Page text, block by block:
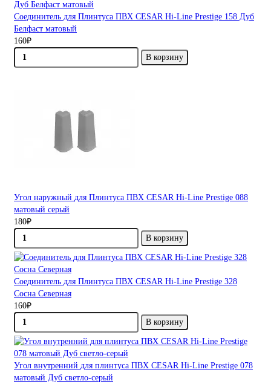
Соединитель для Плинтуса ПВХ CESAR Hi-Line Prestige 158 Дуб
Белфаст матовый
160₽
В корзину
Угол наружный для Плинтуса ПВХ CESAR Hi-Line Prestige 088
матовый серый
180₽
В корзину
Соединитель для Плинтуса ПВХ CESAR Hi-Line Prestige 328
Сосна Северная
160₽
В корзину
Угол внутренний для плинтуса ПВХ CESAR Hi-Line Prestige 078
матовый Дуб светло-серый